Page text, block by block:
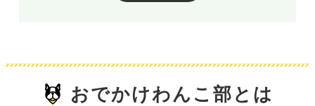
おでかけわんこ部とは